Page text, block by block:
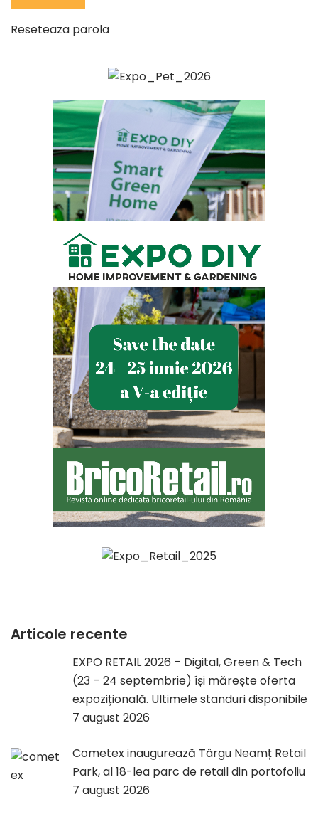
Reseteaza parola
Articole recente
EXPO RETAIL 2026 – Digital, Green & Tech
(23 – 24 septembrie) își mărește oferta
expozițională. Ultimele standuri disponibile
7 august 2026
Cometex inaugurează Târgu Neamț Retail
Park, al 18-lea parc de retail din portofoliu
7 august 2026